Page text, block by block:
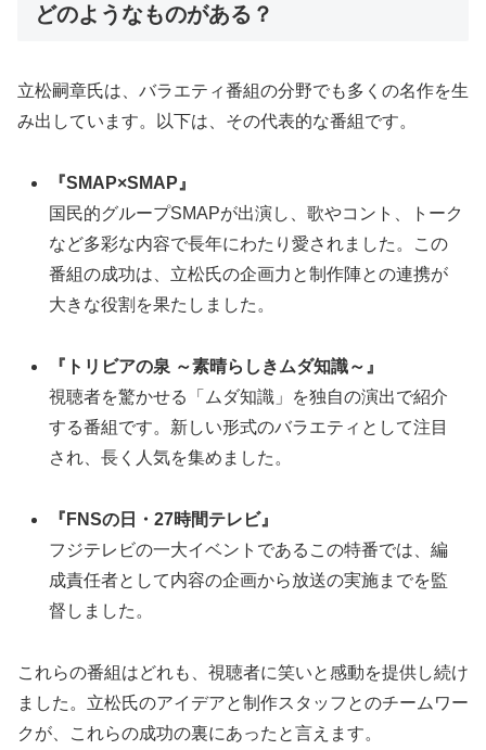
どのようなものがある？
立松嗣章氏は、バラエティ番組の分野でも多くの名作を生
み出しています。以下は、その代表的な番組です。
『SMAP×SMAP』
国民的グループSMAPが出演し、歌やコント、トーク
など多彩な内容で長年にわたり愛されました。この
番組の成功は、立松氏の企画力と制作陣との連携が
大きな役割を果たしました。
『トリビアの泉 ～素晴らしきムダ知識～』
視聴者を驚かせる「ムダ知識」を独自の演出で紹介
する番組です。新しい形式のバラエティとして注目
され、長く人気を集めました。
『FNSの日・27時間テレビ』
フジテレビの一大イベントであるこの特番では、編
成責任者として内容の企画から放送の実施までを監
督しました。
これらの番組はどれも、視聴者に笑いと感動を提供し続け
ました。立松氏のアイデアと制作スタッフとのチームワー
クが、これらの成功の裏にあったと言えます。